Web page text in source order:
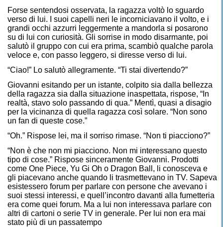
Forse sentendosi osservata, la ragazza voltò lo sguardo
verso di lui. I suoi capelli neri le incorniciavano il volto, e i
grandi occhi azzurri leggermente a mandorla si posarono
su di lui con curiosità. Gli sorrise in modo disarmante, poi
salutò il gruppo con cui era prima, scambiò qualche parola
veloce e, con passo leggero, si diresse verso di lui.
“Ciao!” Lo salutò allegramente. “Ti stai divertendo?”
Giovanni esitando per un istante, colpito sia dalla bellezza
della ragazza sia dalla situazione inaspettata, rispose, “In
realtà, stavo solo passando di qua.” Mentì, quasi a disagio
per la vicinanza di quella ragazza così solare. “Non sono
un fan di queste cose.”
“Oh.” Rispose lei, ma il sorriso rimase. “Non ti piacciono?”
“Non è che non mi piacciono. Non mi interessano questo
tipo di cose.” Rispose sinceramente Giovanni. Prodotti
come One Piece, Yu Gi Oh o Dragon Ball, li conosceva e
gli piacevano anche quando li trasmettevano in TV. Sapeva
esistessero forum per parlare con persone che avevano i
suoi stessi interessi, e quell’incontro davanti alla fumetteria
era come quei forum. Ma a lui non interessava parlare con
altri di cartoni o serie TV in generale. Per lui non era mai
stato più di un passatempo